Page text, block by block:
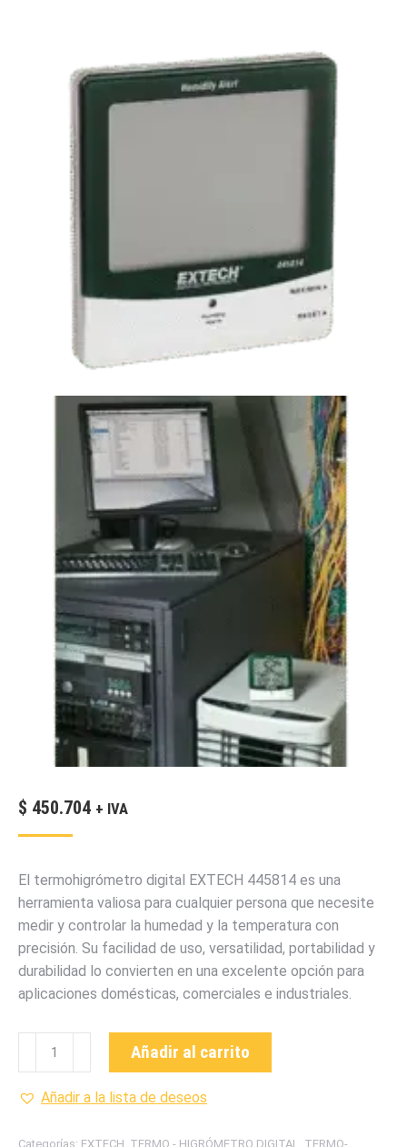
$ 450.704 + IVA
El termohigrómetro digital EXTECH 445814 es una
herramienta valiosa para cualquier persona que necesite
medir y controlar la humedad y la temperatura con
precisión. Su facilidad de uso, versatilidad, portabilidad y
durabilidad lo convierten en una excelente opción para
aplicaciones domésticas, comerciales e industriales.
445814
Añadir al carrito
Añadir a la lista de deseos
Categorías: EXTECH TERMO - HIGRÓMETRO DIGITAL TERMO-